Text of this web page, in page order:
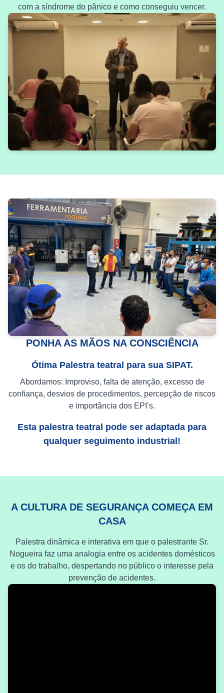
com a síndrome do pânico e como conseguiu vencer.
PONHA AS MÃOS NA CONSCIÊNCIA
Ótima Palestra teatral para sua SIPAT.
Abordamos: Improviso, falta de atenção, excesso de
confiança, desvios de procedimentos, percepção de riscos
e importância dos EPI’s.
Esta palestra teatral pode ser adaptada para
qualquer seguimento industrial!
A CULTURA DE SEGURANÇA COMEÇA EM
CASA
Palestra dinâmica e interativa em que o palestrante Sr.
Nogueira faz uma analogia entre os acidentes domésticos
e os do trabalho, despertando no público o interesse pela
prevenção de acidentes.